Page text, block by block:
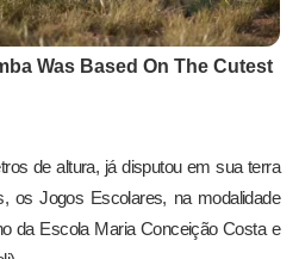
de altura, já disputou em sua terra
os Jogos Escolares, na modalidade
da Escola Maria Conceição Costa e